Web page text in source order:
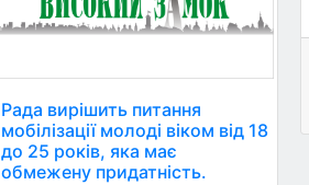
Рада вирішить питання
мобілізації молоді віком від 18
до 25 років, яка має
обмежену придатність.